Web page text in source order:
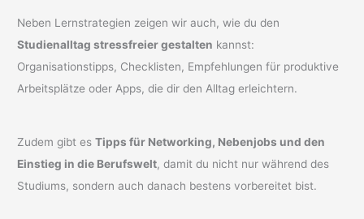
Neben Lernstrategien zeigen wir auch, wie du den
Studienalltag stressfreier gestalten kannst:
Organisationstipps, Checklisten, Empfehlungen für produktive
Arbeitsplätze oder Apps, die dir den Alltag erleichtern.
Zudem gibt esTipps für Networking, Nebenjobs und den
Einstieg in die Berufswelt, damit du nicht nur während des
Studiums, sondern auch danach bestens vorbereitet bist.